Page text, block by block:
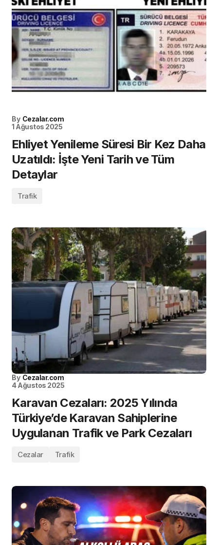
By Cezalar.com
1 Ağustos 2025
Ehliyet Yenileme Süresi Bir Kez Daha
Uzatıldı: İşte Yeni Tarih ve Tüm
Detaylar
Trafik
By Cezalar.com
4 Ağustos 2025
Karavan Cezaları: 2025 Yılında
Türkiye’de Karavan Sahiplerine
Uygulanan Trafik ve Park Cezaları
Cezalar Trafik